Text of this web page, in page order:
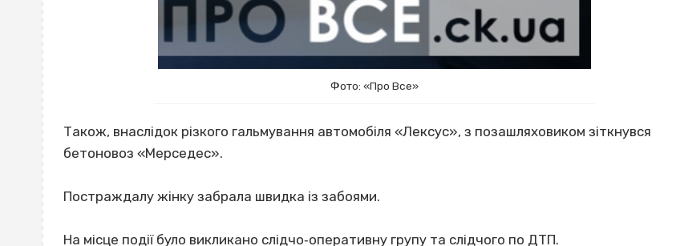
Фото: «Про Все»
Також, внаслідок різкого гальмування автомобіля «Лексус», з позашляховиком зіткнувся
бетоновоз «Мерседес».
Постраждалу жінку забрала швидка із забоями.
На місце події було викликано слідчо‐оперативну групу та слідчого по ДТП.